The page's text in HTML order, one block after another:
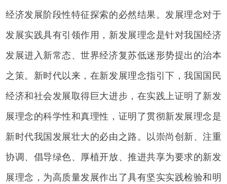
经济发展阶段性特征探索的必然结果。发展理念对于
发展实践具有引领作用，新发展理念是针对我国经济
发展进入新常态、世界经济复苏低迷形势提出的治本
之策。新时代以来，在新发展理念指引下，我国国民
经济和社会发展取得巨大进步，在实践上证明了新发
展理念的科学性和真理性，证明了贯彻新发展理念是
新时代我国发展壮大的必由之路。以崇尚创新、注重
协调、倡导绿色、厚植开放、推进共享为要求的新发
展理念，为高质量发展作出了具有坚实实践检验和明